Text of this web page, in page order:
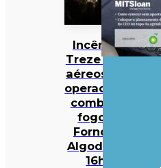
Incêndios:
Treze meios
aéreos e 301
operacionais
combatem
fogo em
Fornos de
Algodres às
16h50